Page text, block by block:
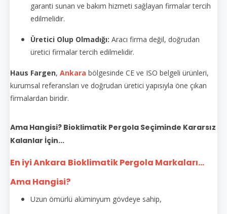
garanti sunan ve bakım hizmeti sağlayan firmalar tercih
edilmelidir.
Üretici Olup Olmadığı: Aracı firma değil, doğrudan
üretici firmalar tercih edilmelidir.
Haus Fargen, Ankara bölgesinde CE ve ISO belgeli ürünleri,
kurumsal referansları ve doğrudan üretici yapısıyla öne çıkan
firmalardan biridir.
Ama Hangisi? Bioklimatik Pergola Seçiminde Kararsız
Kalanlar İçin...
En iyi Ankara Bioklimatik Pergola Markaları...
Ama Hangisi?
Uzun ömürlü alüminyum gövdeye sahip,